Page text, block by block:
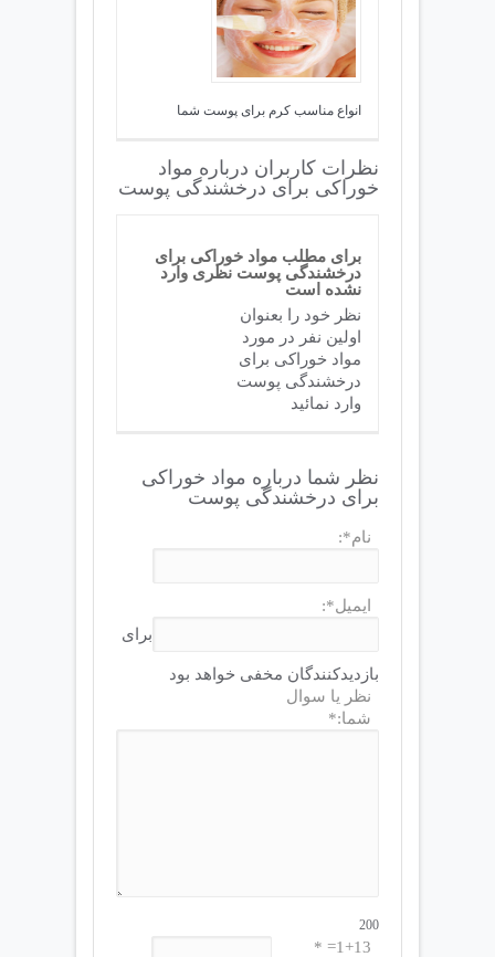
انواع مناسب کرم برای پوست شما
نظرات کاربران درباره مواد
خوراکی برای درخشندگی پوست
برای مطلب مواد خوراکی برای
درخشندگی پوست نظری وارد
نشده است
نظر خود را بعنوان
اولین نفر در مورد
مواد خوراکی برای
درخشندگی پوست
وارد نمائید
نظر شما درباره مواد خوراکی
برای درخشندگی پوست
نام*:
ایمیل*:
برای
بازدیدکنندگان مخفی خواهد بود
نظر یا سوال
شما:*
200
1+13= *